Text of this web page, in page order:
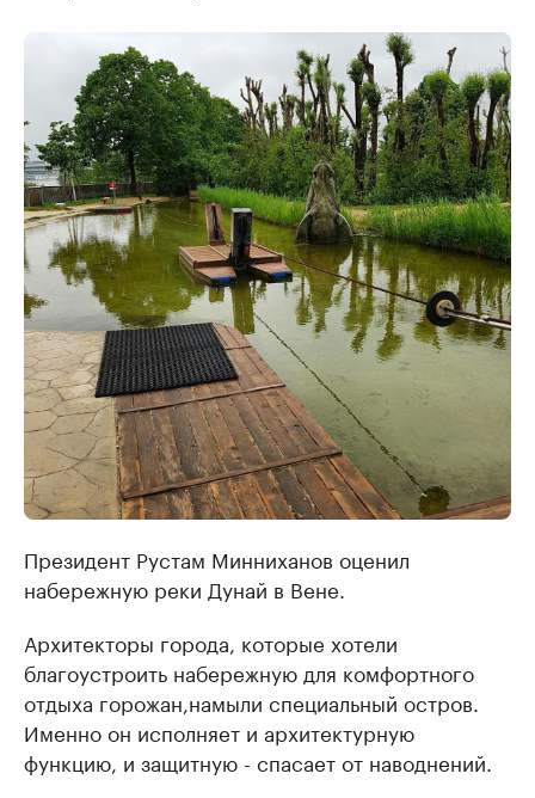
Президент Рустам Минниханов оценил
набережную реки Дунай в Вене.
Архитекторы города, которые хотели
благоустроить набережную для комфортного
отдыха горожан,намыли специальный остров.
Именно он исполняет и архитектурную
функцию, и защитную - спасает от наводнений.